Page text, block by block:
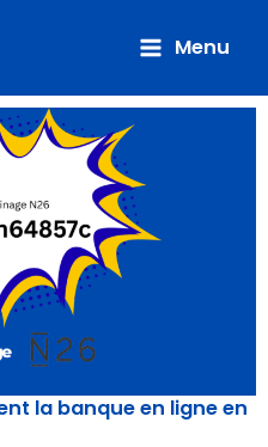
Menu
la banque en ligne en